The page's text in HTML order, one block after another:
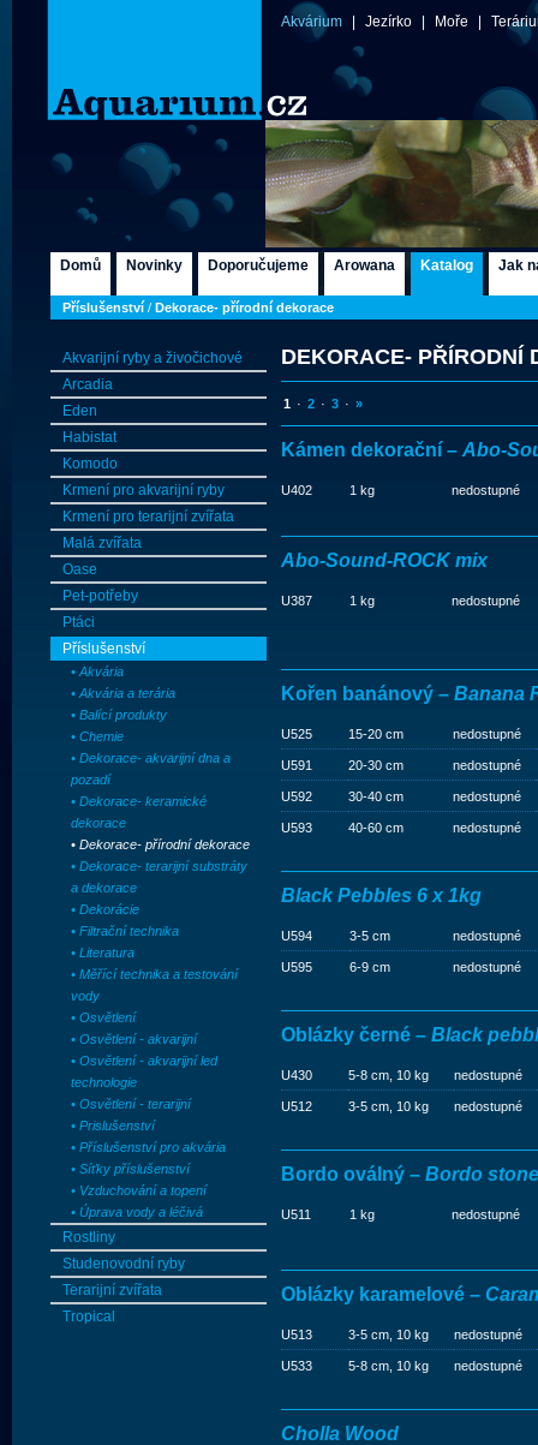
Akvárium Jezírko Moře
Domů Novinky Doporučujeme Arowana Katalog Jak
Příslušenství / Dekorace- přírodní dekorace
Akvarijní ryby a živočichové
Arcadia
Eden
Habistat
Komodo
Krmení pro akvarijní ryby
Krmení pro terarijní zvířata
Malá zvířata
Oase
Pet-potřeby
Ptáci
Příslušenství
• Akvária
• Akvária a terária
• Balící produkty
• Chemie
• Dekorace- akvarijní dna a
pozadí
• Dekorace- keramické
dekorace
• Dekorace- přírodní dekorace
• Dekorace- terarijní substráty
a dekorace
• Dekorácie
• Filtrační technika
• Literatura
• Měřící technika a testování
vody
• Osvětlení
• Osvětlení - akvarijní
• Osvětlení - akvarijní led
technologie
• Osvětlení - terarijní
• Prislušenství
• Příslušenství pro akvária
• Síťky příslušenství
• Vzduchování a topení
• Úprava vody a léčivá
Rostliny
Studenovodní ryby
Terarijní zvířata
Tropical
DEKORACE- PŘÍRODNÍ
1 · 2 · 3 · »
Kámen dekorační – Abo-
U402 1 kg nedostupné
Abo-Sound-ROCK mix
U387 1 kg nedostupné
Kořen banánový – Banana
U525 15-20 cm nedostupné
U591 20-30 cm nedostupné
U592 30-40 cm nedostupné
U593 40-60 cm nedostupné
Black Pebbles 6 x 1kg
U594 3-5 cm nedostupné
U595 6-9 cm nedostupné
Oblázky černé – Black
U430 5-8 cm, 10 kg nedostupné
U512 3-5 cm, 10 kg nedostupné
Bordo oválný – Bordo
U511 1 kg nedostupné
Oblázky karamelové –
U513 3-5 cm, 10 kg nedostupné
U533 5-8 cm, 10 kg nedostupné
Cholla Wood